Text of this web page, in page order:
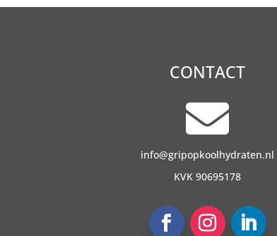
CONTACT

info@gripopkoolhydraten.nl
KVK 90695178